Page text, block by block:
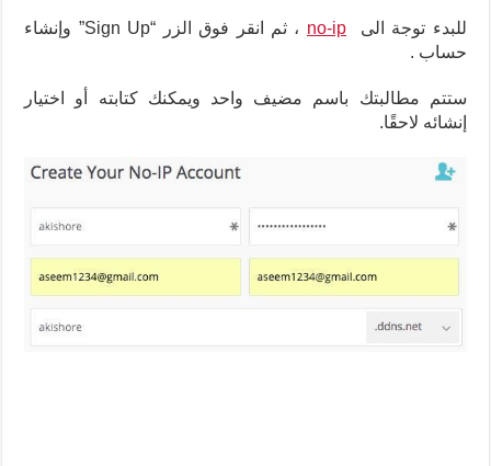
للبدء توجة الى no-ip
، ثم انقر فوق الزر “Sign Up” وإنشاء
حساب .
ستتم مطالبتك باسم مضيف واحد ويمكنك كتابته أو اختيار
إنشائه لاحقًا.